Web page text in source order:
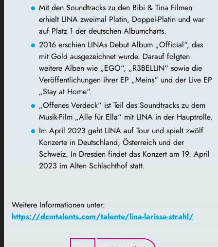
Mit den Soundtracks zu den Bibi & Tina Filmen
erhielt LINA zweimal Platin, Doppel-Platin und war
auf Platz 1 der deutschen Albumcharts.
2016 erschien LINAs Debut Album „Official“, das
mit Gold ausgezeichnet wurde. Darauf folgten
weitere Alben wie „EGO“, „R3BELLIN“ sowie die
Veröffentlichungen ihrer EP „Meins“ und der Live EP
„Stay at Home“.
„Offenes Verdeck“ ist Teil des Soundtracks zu dem
Musik-Film „Alle für Ella“ mit LINA in der Hauptrolle.
Im April 2023 geht LINA auf Tour und spielt zwölf
Konzerte in Deutschland, Österreich und der
Schweiz. In Dresden findet das Konzert am 19. April
2023 im Alten Schlachthof statt.
Weitere Informationen unter:
https://dcmtalents.com/talente/lina-larissa-strahl/